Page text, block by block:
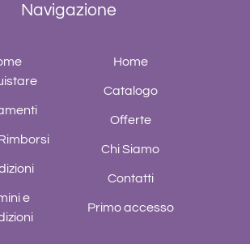
Navigazione
e
Home
Catalogo
Offerte
Chi Siamo
Contatti
Primo accesso